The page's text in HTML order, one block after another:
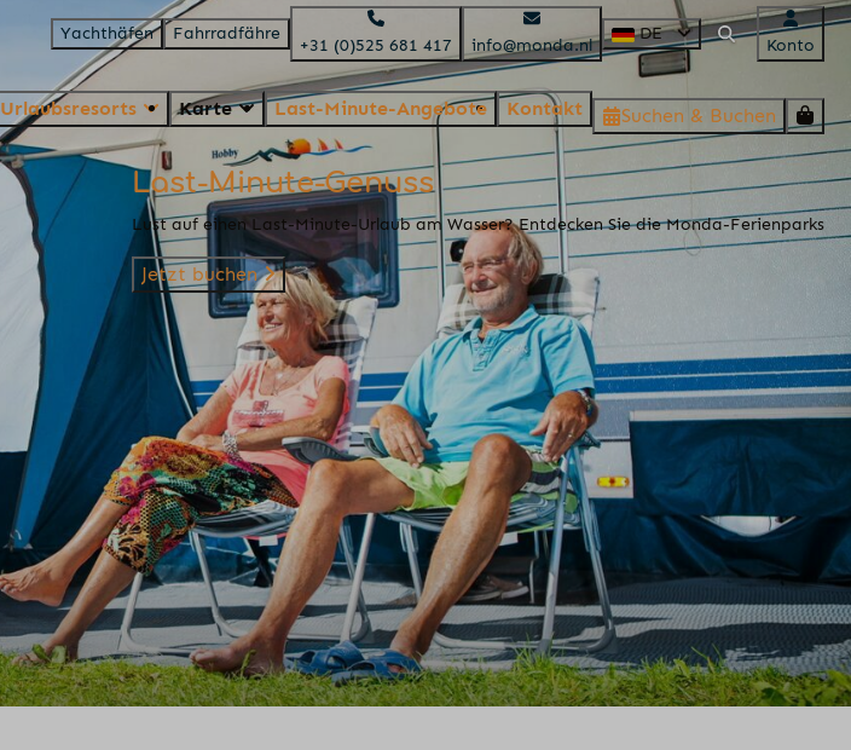
Yachthäfen Fahrradfähre
+31 (0)525 681 417 info@monda.nl
DE
Konto
Urlaubsresorts Karte Last-Minute-Angebote Kontakt Suchen & Buchen
Last-Minute-Genuss
Lust auf einen Last-Minute-Urlaub am Wasser? Entdecken Sie die Monda-Ferienparks
Jetzt buchen